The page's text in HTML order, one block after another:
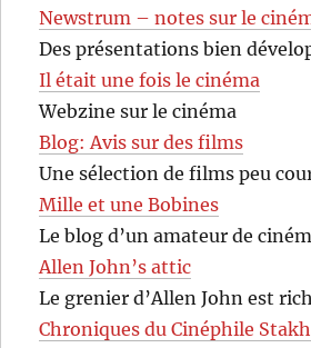
Newstrum – notes sur le
Des présentations bien
Il était une fois le cinéma
Webzine sur le cinéma
Blog: Avis sur des films
Une sélection de films peu
Mille et une Bobines
Le blog d’un amateur de
Allen John’s attic
Le grenier d’Allen John est
Chroniques du Cinéphile